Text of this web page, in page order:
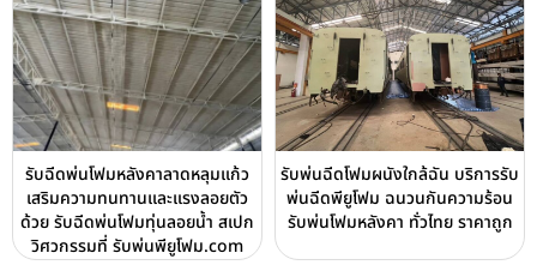
รับฉีดพ่นโฟมหลังคาลาดหลุมแก้ว
เสริมความทนทานและแรงลอยตัว
ด้วย รับฉีดพ่นโฟมทุ่นลอยน้ำ สเปก
วิศวกรรมที่ รับพ่นพียูโฟม.com
รับพ่นฉีดโฟมผนังใกล้ฉัน บริการรับ
พ่นฉีดพียูโฟม ฉนวนกันความร้อน
รับพ่นโฟมหลังคา ทั่วไทย ราคาถูก